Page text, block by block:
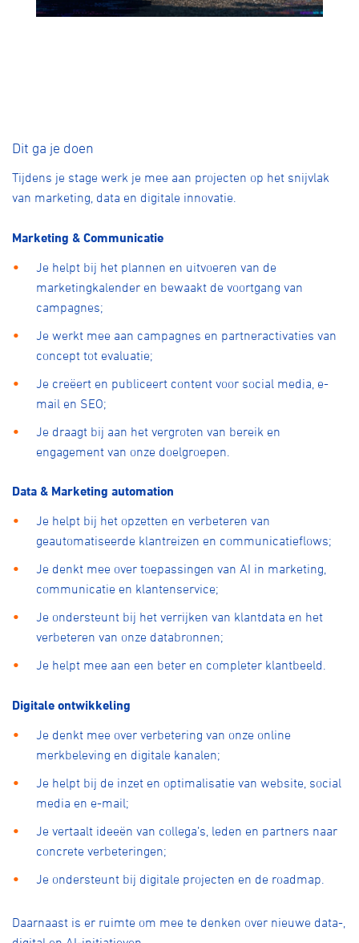
Dit ga je doen
Tijdens je stage werk je mee aan projecten op het snijvlak
van marketing, data en digitale innovatie.
Marketing & Communicatie
Je helpt bij het plannen en uitvoeren van de
marketingkalender en bewaakt de voortgang van
campagnes;
Je werkt mee aan campagnes en partneractivaties van
concept tot evaluatie;
Je creëert en publiceert content voor social media, e-
mail en SEO;
Je draagt bij aan het vergroten van bereik en
engagement van onze doelgroepen.
Data & Marketing automation
Je helpt bij het opzetten en verbeteren van
geautomatiseerde klantreizen en communicatieflows;
Je denkt mee over toepassingen van AI in marketing,
communicatie en klantenservice;
Je ondersteunt bij het verrijken van klantdata en het
verbeteren van onze databronnen;
Je helpt mee aan een beter en completer klantbeeld.
Digitale ontwikkeling
Je denkt mee over verbetering van onze online
merkbeleving en digitale kanalen;
Je helpt bij de inzet en optimalisatie van website, social
media en e-mail;
Je vertaalt ideeën van collega’s, leden en partners naar
concrete verbeteringen;
Je ondersteunt bij digitale projecten en de roadmap.
Daarnaast is er ruimte om mee te denken over nieuwe data-,